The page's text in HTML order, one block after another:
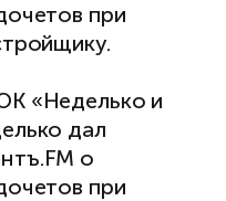
при
«Неделько и
дал
о
при